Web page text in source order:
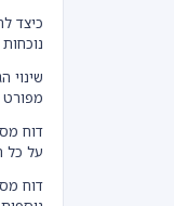
כיצד
שינוי
מפורט
דוח
על כל
דוח